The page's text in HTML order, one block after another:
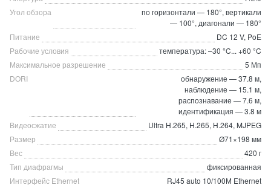
Угол обзора
по горизонтали — 180°, вертикали
— 100°, диагонали — 180°
Питание
DC 12 V, PoE
Рабочие условия
температура: –30 °C... +60 °C
Максимальное разрешение
5 Мп
DORI
обнаружение — 37.8 м,
наблюдение — 15.1 м,
распознавание — 7.6 м,
идентификация — 3.8 м
Видеосжатие
Ultra H.265, H.265, H.264, MJPEG
Размер
Ø71×198 мм
Вес
420 г
Тип диафрагмы
фиксированная
Интерфейс Ethernet
RJ45 auto 10/100М Ethernet